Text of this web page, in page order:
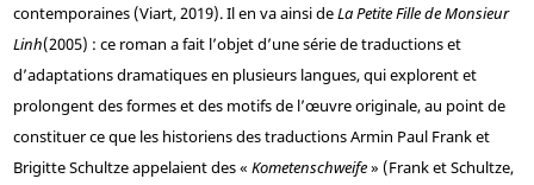
contemporaines (Viart, 2019). Il en va ainsi deLa Petite Fille de Monsieur
Linh(2005) : ce roman a fait l’objet d’une série de traductions et
d’adaptations dramatiques en plusieurs langues, qui explorent et
prolongent des formes et des motifs de l’œuvre originale, au point de
constituer ce que les historiens des traductions Armin Paul Frank et
Brigitte Schultze appelaient des « Kometenschweife» (Frank et Schultze,